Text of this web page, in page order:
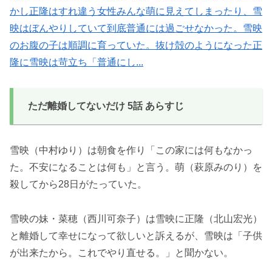
かし正隆はすれ違う女性みんな萌に見えてしまったり、雪
映はぼんやりしていて到底普通には過ごせなかった。雪映
のお腹の子は順調に育っていた。抜け殻のようになった正
隆に雪映は苛立ち「普通にし...
ただ離婚してないだけ 5話 あらすじ
雪映（中村ゆり）は朝食を作り「この家には何もなかっ
た。不安になることは何も」と言う。萌（萩原みのり）を
殺してから28日がたっていた。
雪映の妹・菜穂（西川可奈子）は雪映に正隆（北山宏光）
と離婚して幸せになって欲しいと訴えるが、雪映は「子供
が出来たから。これでやり直せる。」と聞かない。